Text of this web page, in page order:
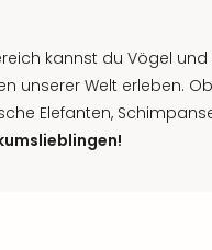
kannst du Vögel
unserer Welt erleben.
Elefanten,